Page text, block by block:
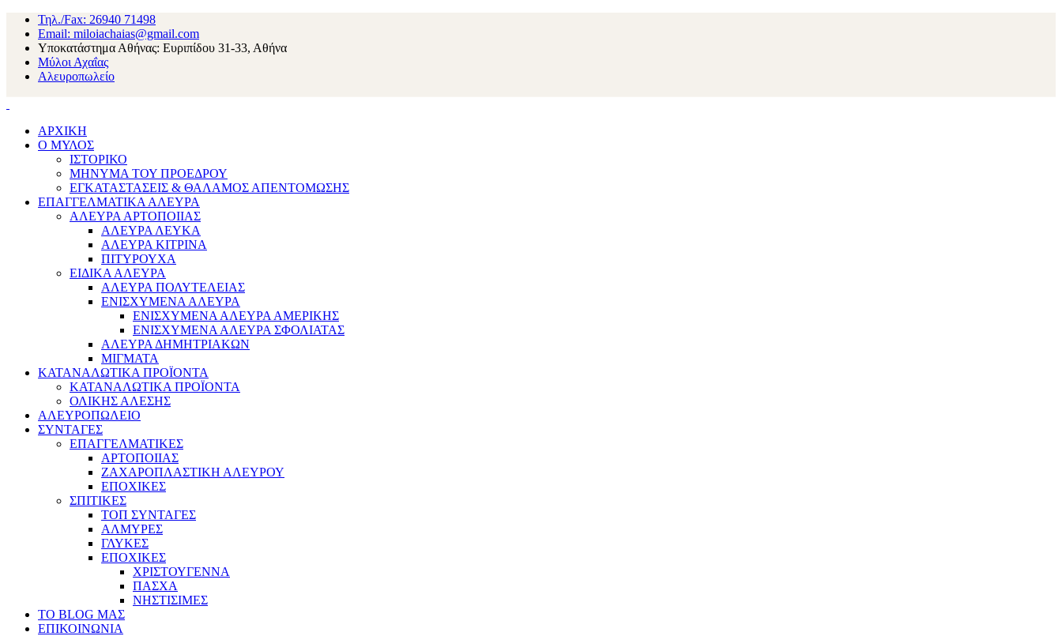
Τηλ./Fax: 26940 71498
Email: miloiachaias@gmail.com
Υποκατάστημα Αθήνας: Ευριπίδου 31-33, Αθήνα
Μύλοι Αχαΐας
Αλευροπωλείο
ΑΡΧΙΚΗ
Ο ΜΥΛΟΣ
ΙΣΤΟΡΙΚΟ
ΜΗΝΥΜΑ ΤΟΥ ΠΡΟΕΔΡΟΥ
ΕΓΚΑΤΑΣΤΑΣΕΙΣ & ΘΑΛΑΜΟΣ ΑΠΕΝΤΟΜΩΣΗΣ
ΕΠΑΓΓΕΛΜΑΤΙΚΑ ΑΛΕΥΡΑ
ΑΛΕΥΡΑ ΑΡΤΟΠΟΙΙΑΣ
ΑΛΕΥΡΑ ΛΕΥΚΑ
ΑΛΕΥΡΑ ΚΙΤΡΙΝΑ
ΠΙΤΥΡΟΥΧΑ
ΕΙΔΙΚΑ ΑΛΕΥΡΑ
ΑΛΕΥΡΑ ΠΟΛΥΤΕΛΕΙΑΣ
ΕΝΙΣΧΥΜΕΝΑ ΑΛΕΥΡΑ
ΕΝΙΣΧΥΜΕΝΑ ΑΛΕΥΡΑ ΑΜΕΡΙΚΗΣ
ΕΝΙΣΧΥΜΕΝΑ ΑΛΕΥΡΑ ΣΦΟΛΙΑΤΑΣ
ΑΛΕΥΡΑ ΔΗΜΗΤΡΙΑΚΩΝ
ΜΙΓΜΑΤΑ
ΚΑΤΑΝΑΛΩΤΙΚΑ ΠΡΟΪΟΝΤΑ
ΚΑΤΑΝΑΛΩΤΙΚΑ ΠΡΟΪΟΝΤΑ
ΟΛΙΚΗΣ ΑΛΕΣΗΣ
ΑΛΕΥΡΟΠΩΛΕΙΟ
ΣΥΝΤΑΓΕΣ
ΕΠΑΓΓΕΛΜΑΤΙΚΕΣ
ΑΡΤΟΠΟΙΙΑΣ
ΖΑΧΑΡΟΠΛΑΣΤΙΚΗ ΑΛΕΥΡΟΥ
ΕΠΟΧΙΚΕΣ
ΣΠΙΤΙΚΕΣ
ΤΟΠ ΣΥΝΤΑΓΕΣ
ΑΛΜΥΡΕΣ
ΓΛΥΚΕΣ
ΕΠΟΧΙΚΕΣ
ΧΡΙΣΤΟΥΓΕΝΝΑ
ΠΑΣΧΑ
ΝΗΣΤΙΣΙΜΕΣ
ΤΟ BLOG ΜΑΣ
ΕΠΙΚΟΙΝΩΝΙΑ